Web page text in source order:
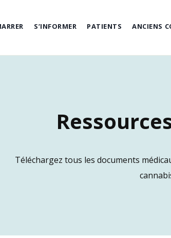
S’INFORMER PATIENTS ANCIENS
Téléchargez tous les documents